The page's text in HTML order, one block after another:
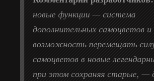
новые функции — система
дополнительных самоцветов и
возможность перемещать
самоцветов в новые
при этом сохраняя старые, —